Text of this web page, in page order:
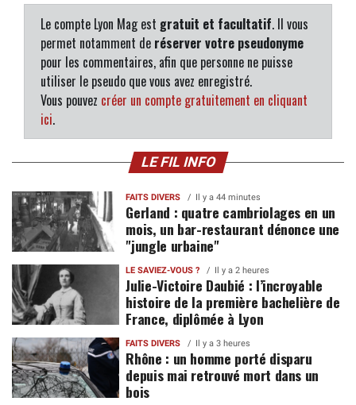
Le compte Lyon Mag est gratuit et facultatif. Il vous
permet notamment de réserver votre pseudonyme
pour les commentaires, afin que personne ne puisse
utiliser le pseudo que vous avez enregistré.
Vous pouvez créer un compte gratuitement en cliquant
ici.
LE FIL INFO
FAITS DIVERS Il y a 44 minutes
Gerland : quatre cambriolages en un
mois, un bar-restaurant dénonce une
"jungle urbaine"
LE SAVIEZ-VOUS ? Il y a 2 heures
Julie-Victoire Daubié : l’incroyable
histoire de la première bachelière de
France, diplômée à Lyon
FAITS DIVERS Il y a 3 heures
Rhône : un homme porté disparu
depuis mai retrouvé mort dans un
bois